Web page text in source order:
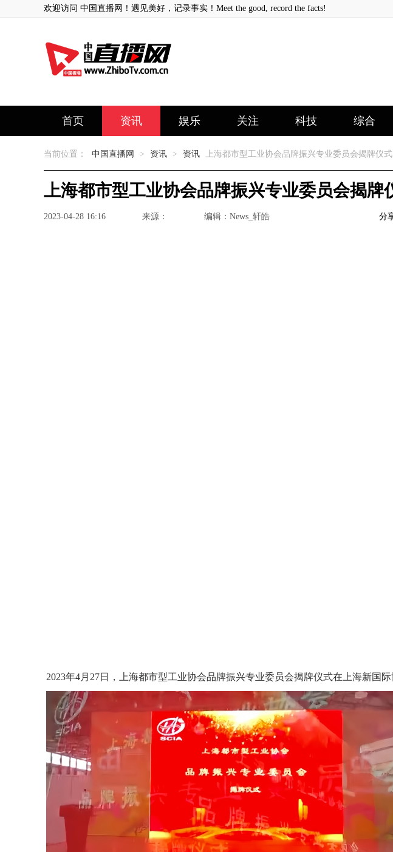
欢迎访问 中国直播网！遇见美好，记录事实！Meet the good, record the facts!
首页 资讯 娱乐 关注 科技 综合
当前位置： 中国直播网 > 资讯 > 资讯 上海都市型工业协会品牌振兴专业委员会揭牌仪
上海都市型工业协会品牌振兴专业委员会揭牌
2023-04-28 16:16 来源： 编辑：News_轩皓 分
2023年4月27日，上海都市型工业协会品牌振兴专业委员会揭牌仪式在上海新国际